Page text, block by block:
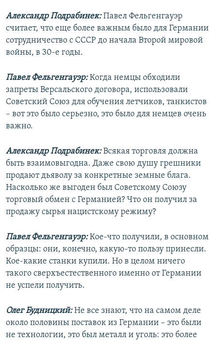
Александр Подрабинек:Павел Фельгенгауэр
считает, что еще более важным было для Германии
сотрудничество с СССР до начала Второй мировой
войны, в 30-е годы.
Павел Фельгенгауэр:Когда немцы обходили
запреты Версальского договора, использовали
Советский Союз для обучения летчиков, танкистов
– вот это было серьезно, это было для немцев очень
важно.
Александр Подрабинек:Всякая торговля должна
быть взаимовыгодна. Даже свою душу грешники
продают дьяволу за конкретные земные блага.
Насколько же выгоден был Советскому Союзу
торговый обмен с Германией? Что он получил за
продажу сырья нацистскому режиму?
Павел Фельгенгауэр:Кое-что получили, в основном
образцы: они, конечно, какую-то пользу принесли.
Кое-какие станки купили. Но в целом ничего
такого сверхъестественного именно от Германии
не успели получить.
Олег Будницкий:Не все знают, что на самом деле
около половины поставок из Германии – это были
не технологии, это был металл и уголь: это более